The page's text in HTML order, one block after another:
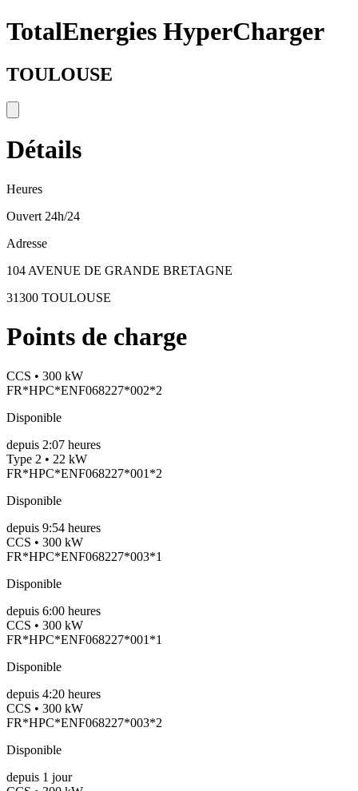
TotalEnergies HyperCharger
TOULOUSE
Détails
Heures
Ouvert 24h/24
Adresse
104 AVENUE DE GRANDE BRETAGNE
31300 TOULOUSE
Points de charge
CCS • 300 kW
FR*HPC*ENF068227*002*2
Disponible
depuis 2:07 heures
Type 2 • 22 kW
FR*HPC*ENF068227*001*2
Disponible
depuis 9:54 heures
CCS • 300 kW
FR*HPC*ENF068227*003*1
Disponible
depuis 6:00 heures
CCS • 300 kW
FR*HPC*ENF068227*001*1
Disponible
depuis 4:20 heures
CCS • 300 kW
FR*HPC*ENF068227*003*2
Disponible
depuis 1 jour